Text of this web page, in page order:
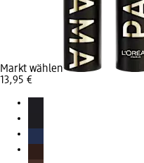
Markt wählen
13,95 €